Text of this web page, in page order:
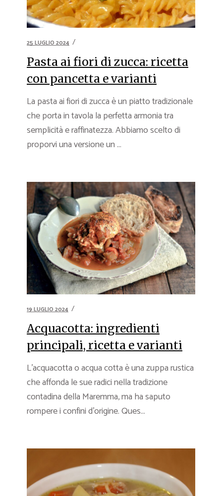
25 LUGLIO 2024
Pasta ai fiori di zucca: ricetta
con pancetta e varianti
La pasta ai fiori di zucca è un piatto tradizionale
che porta in tavola la perfetta armonia tra
semplicità e raffinatezza. Abbiamo scelto di
proporvi una versione un ...
19 LUGLIO 2024
Acquacotta: ingredienti
principali, ricetta e varianti
L’acquacotta o acqua cotta è una zuppa rustica
che affonda le sue radici nella tradizione
contadina della Maremma, ma ha saputo
rompere i confini d’origine. Ques...